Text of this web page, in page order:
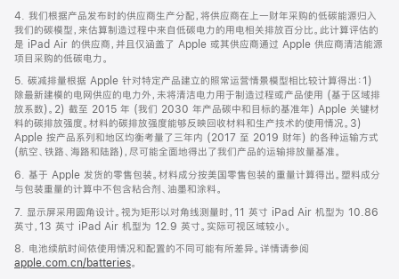
4. 我们根据产品发布时的供应商生产分配，将供应商在上一财年采购的低碳能源归入
我们的碳模型，来估算制造过程中来自低碳电力的用电相关排放百分比。此计算评估的
是 iPad Air 的供应商，并且仅涵盖了 Apple 或其供应商通过 Apple 供应商清洁能源
项目采购的低碳电力。
5. 碳减排量根据 Apple 针对特定产品建立的照常运营情景模型相比较计算得出：1)
除最新建模的电网供应的电力外，未将清洁电力用于制造过程或产品使用 (基于区域排
放系数)。2) 截至 2015 年 (我们 2030 年产品碳中和目标的基准年) Apple 关键材
料的碳排放强度。材料的碳排放强度能够反映回收材料和生产技术的使用情况。3)
Apple 按产品系列和地区均衡考量了三年内 (2017 至 2019 财年) 的各种运输方式
(航空、铁路、海路和陆路)，尽可能全面地得出了我们产品的运输排放量基准。
6. 基于 Apple 发货的零售包装。材料成分按美国零售包装的重量计算得出。塑料成分
与包装重量的计算中不包含粘合剂、油墨和涂料。
7. 显示屏采用圆角设计。视为矩形以对角线测量时，11 英寸 iPad Air 机型为 10.86
英寸，13 英寸 iPad Air 机型为 12.9 英寸。实际可视区域较小。
8. 电池续航时间依使用情况和配置的不同可能有所差异。详情请参阅
apple.com.cn/batteries。